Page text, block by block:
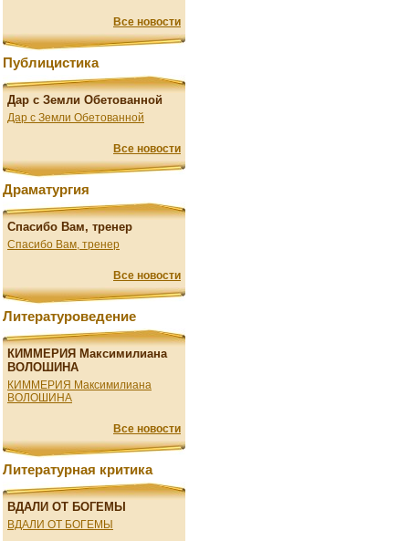
Все новости
Публицистика
Дар с Земли Обетованной
Дар с Земли Обетованной
Все новости
Драматургия
Спасибо Вам, тренер
Спасибо Вам, тренер
Все новости
Литературоведение
КИММЕРИЯ Максимилиана
ВОЛОШИНА
КИММЕРИЯ Максимилиана
ВОЛОШИНА
Все новости
Литературная критика
ВДАЛИ ОТ БОГЕМЫ
ВДАЛИ ОТ БОГЕМЫ